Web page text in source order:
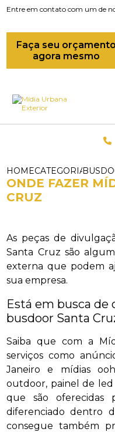
Entre em contato com um de
Faça seu orçamento
agora mesmo
HOMECATEGORIAS
ONDE FAZER
CRUZ
As peças de
Santa Cruz são
externa que podem
sua empresa.
Está em busca de
busdoor Santa
Saiba que com a
serviços como
Janeiro e mídias
outdoor, painel de
que são oferecidas
diferenciado dentro
consegue também